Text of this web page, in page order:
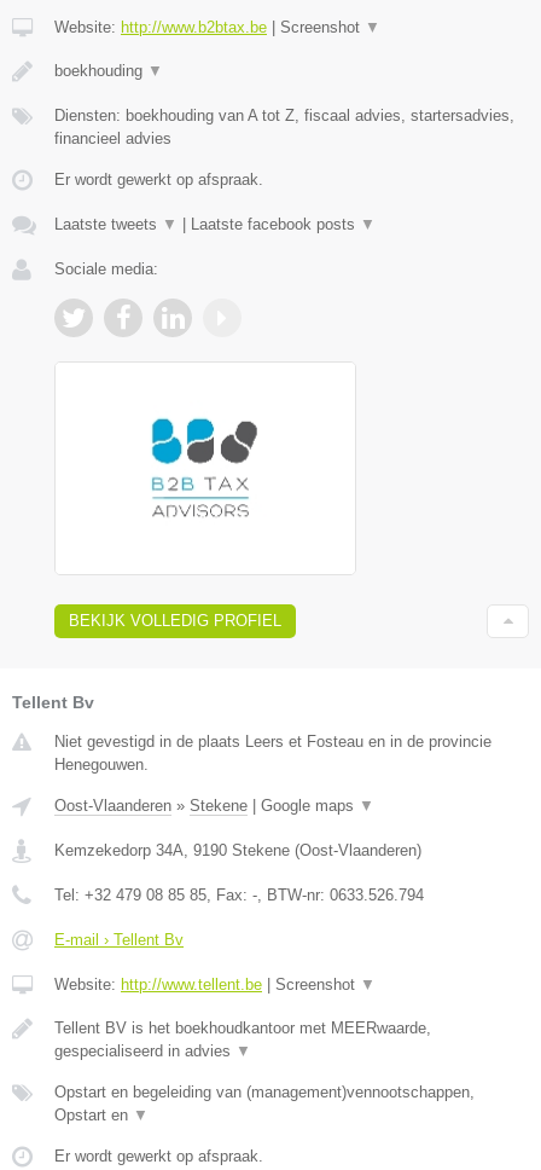
Website: http://www.b2btax.be Screenshot ▼
boekhouding ▼
Diensten: boekhouding van A tot Z, fiscaal advies, startersadvies,
financieel advies
Er wordt gewerkt op afspraak.
Laatste tweets ▼ Laatste facebook posts ▼
Sociale media:
BEKIJK VOLLEDIG PROFIEL
Tellent Bv
Niet gevestigd in de plaats Leers et Fosteau en in de provincie
Henegouwen.
Oost-Vlaanderen » Stekene | Google maps ▼
Kemzekedorp 34A 9190 Stekene (Oost-Vlaanderen)
Tel: +32 479 08 85 85 , Fax: - , BTW-nr: 0633.526.794
E-mail › Tellent Bv
Website: http://www.tellent.be | Screenshot ▼
Tellent BV is het boekhoudkantoor met MEERwaarde,
gespecialiseerd in advies ▼
Opstart en begeleiding van (management)vennootschappen,
Opstart en ▼
Er wordt gewerkt op afspraak.